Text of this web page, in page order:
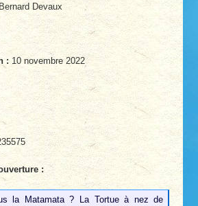
Devaux
: 10 novembre 2022
:
la Matamata ? La Tortue à nez de